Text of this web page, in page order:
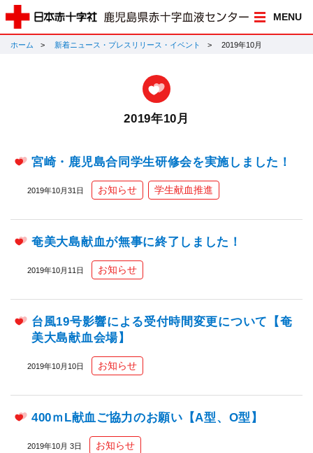
MENU
ホーム 新着ニュース・プレスリリース・イベント 2019年10月
2019年10月
宮崎・鹿児島合同学生研修会を実施しました！
2019年10月31日 お知らせ 学生献血推進
奄美大島献血が無事に終了しました！
2019年10月11日 お知らせ
台風19号影響による受付時間変更について【奄
美大島献血会場】
2019年10月10日 お知らせ
400ｍL献血ご協力のお願い【A型、O型】
2019年10月 3日 お知らせ